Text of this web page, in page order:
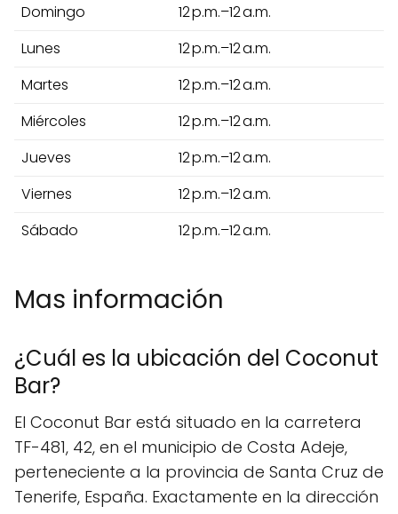
Domingo
12 p.m.–12 a.m.
Lunes
12 p.m.–12 a.m.
Martes
12 p.m.–12 a.m.
Miércoles
12 p.m.–12 a.m.
Jueves
12 p.m.–12 a.m.
Viernes
12 p.m.–12 a.m.
Sábado
12 p.m.–12 a.m.
Mas información
¿Cuál es la ubicación del Coconut
Bar?
El Coconut Bar está situado en la carretera
TF-481, 42, en el municipio de Costa Adeje,
perteneciente a la provincia de Santa Cruz de
Tenerife, España. Exactamente en la dirección